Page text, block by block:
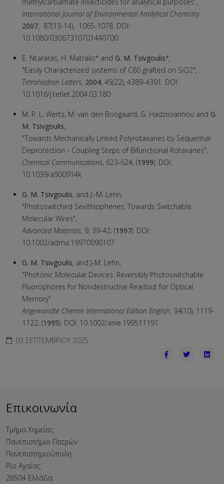
International Journal of Environmental Analytical Chemistry
2007, 87(13-14), 1065-1078. DOI:
10.1080/03067310701440700
Ε. Ntararas, H. Matralis* and G. M. Tsivgoulis*,
"Easily Characterized systems of C60 grafted on SiΟ2",
Tetrahedron Letters, 2004, 45(22), 4389-4391. DOI:
10.1016/j.tetlet.2004.03.180
M. P. L. Werts, M. van den Boogaard, G. Hadziioannou and G.
M. Tsivgoulis,
"Towards Mechanically Linked Polyrotaxanes by Sequential
Deprotection - Coupling Steps of Bifunctional Rotaxanes",
Chemical Communications, 623-624, (1999). DOI:
10.1039/a900914k
G. M. Tsivgoulis, and J.-M. Lehn,
"Photoswitched Sexithiophenes; Towards Switchable
Molecular Wires",
Advanced Materials, 9, 39-42, (1997). DOI:
10.1002/adma.19970090107
G. M. Tsivgoulis, and J-M. Lehn,
"Photonic Molecular Devices: Reversibly Photoswitchable
Fluorophores for Nondestructive Readout for Optical
Memory"
Angewandte Chemie International Edition English, 34(10), 1119-
1122, (1995). DOI: 10.1002/anie.199511191
03 ΣΕΠΤΕΜΒΡΊΟΥ 2025
Επικοινωνία
Τμήμα Χημείας
Πανεπιστήμιο Πατρών
Πανεπιστημιούπολη
Ρίο Αχαΐας
26504 Ελλάδα